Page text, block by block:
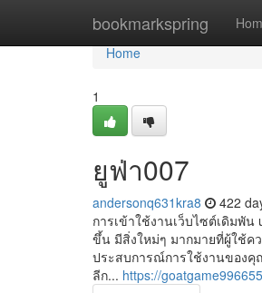
bookmarkspring
Home
Home
1
ยูฟ่า007
andersonq631kra8 422
การเข้าใช้งานเว็บไซต์เดิมพัน
ขึ้น มีสิ่งใหม่ๆ มากมายที่ผู้ใช้ค
ประสบการณ์การใช้งานของคุ
ลีก... https://